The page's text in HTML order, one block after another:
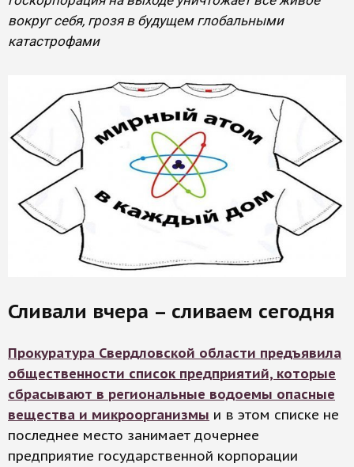
вокруг себя, грозя в будущем глобальными
катастрофами
Сливали вчера – сливаем сегодня
Прокуратура Свердловской области предъявила
общественности список предприятий, которые
сбрасывают в региональные водоемы опасные
вещества и микроорганизмы и в этом списке не
последнее место занимает дочернее
предприятие государственной корпорации